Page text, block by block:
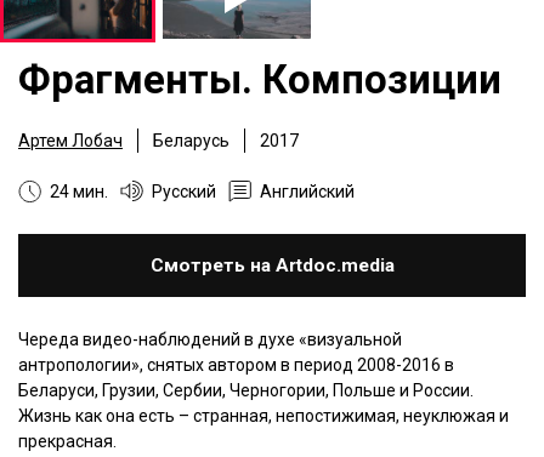
Фрагменты. Композиции
Артем Лобач Беларусь 2017
24 мин. Русский Английский
Смотреть на Artdoc.media
Череда видео-наблюдений в духе «визуальной
антропологии», снятых автором в период 2008-2016 в
Беларуси, Грузии, Сербии, Черногории, Польше и России.
Жизнь как она есть – странная, непостижимая, неуклюжая и
прекрасная.